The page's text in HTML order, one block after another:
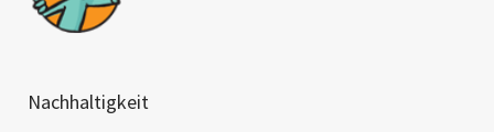
Nachhaltigkeit